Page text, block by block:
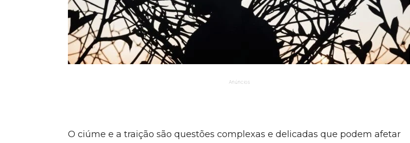
Anúncios
O ciúme e a traição são questões complexas e delicadas que podem afetar